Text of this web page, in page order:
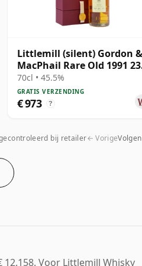
Littlemill (silent) Gordon &
MacPhail Rare Old 1991 23
jaar oud
70cl • 45.5%
GRATIS VERZENDING
€ 973 ?
bij retailer← Vorige
Voor Littlemill Whisky